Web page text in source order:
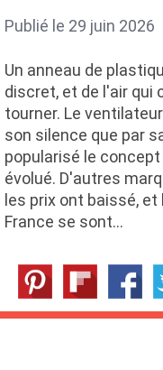
Publié le 29 juin 2026
Un anneau de
discret, et de l'air qui
tourner. Le
son silence que par
popularisé le
évolué. D'autres
les prix ont baissé,
France se sont…